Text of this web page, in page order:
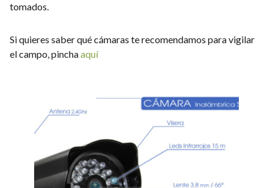
tomados.
Si quieres saber qué cámaras te recomendamos para vigilar
el campo, pinchaaquí